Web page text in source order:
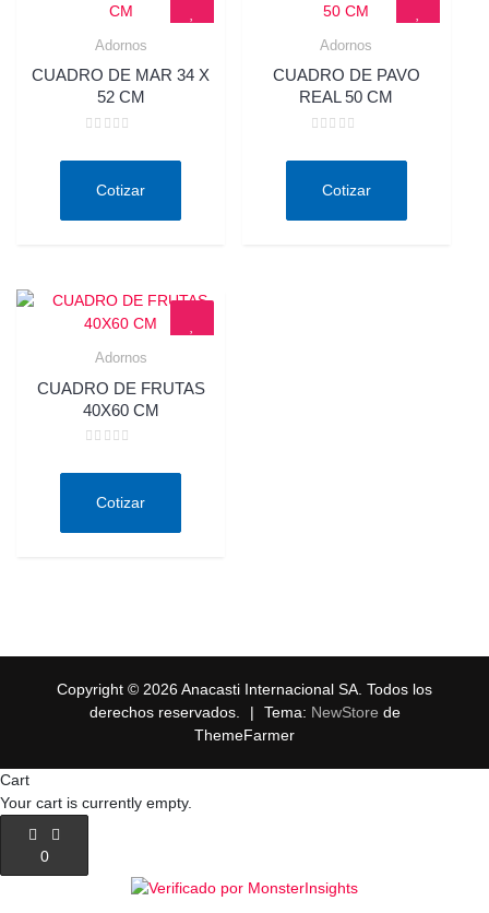
Adornos
CUADRO DE MAR 34 X
52 CM
deCotizar
Adornos
CUADRO DE PAVO
REAL 50 CM
deCotizar
Adornos
CUADRO DE FRUTAS
40X60 CM
deCotizar
Copyright © 2026 Anacasti Internacional SA. Todos los
derechos reservados.
| Tema: NewStore de
ThemeFarmer
Cart
Your cart is currently empty.
0